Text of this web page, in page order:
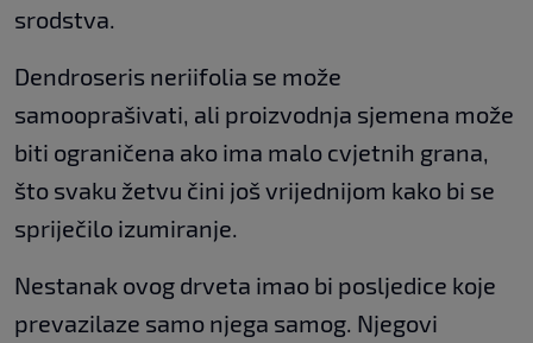
srodstva.
Dendroseris neriifolia se može
samooprašivati, ali proizvodnja sjemena može
biti ograničena ako ima malo cvjetnih grana,
što svaku žetvu čini još vrijednijom kako bi se
spriječilo izumiranje.
Nestanak ovog drveta imao bi posljedice koje
prevazilaze samo njega samog. Njegovi